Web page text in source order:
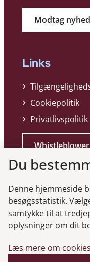
Modtag
Links
Cookiepolitik
Privatlivspolitik
Whistleblower
Genveje
Gå til
Du
Denne hjemmeside
besøgsstatistik.
samtykke til at
oplysninger om dit
Læs mere om cookies